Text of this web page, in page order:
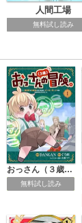
人間工場
無料試し読み
おっさん（３歳）の冒険。異世界で３歳児になったのに、イージーモードではありませんでした！
無料試し読み